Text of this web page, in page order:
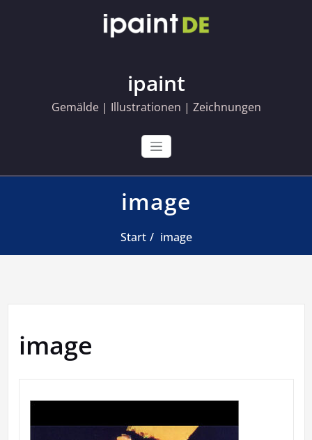
ipaint
Gemälde | Illustrationen | Zeichnungen
image
Start image
image